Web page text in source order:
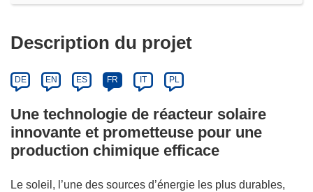
Description du projet
DE EN ES FR IT PL
Une technologie de réacteur solaire
innovante et prometteuse pour une
production chimique efficace
Le soleil, l’une des sources d’énergie les plus durables,